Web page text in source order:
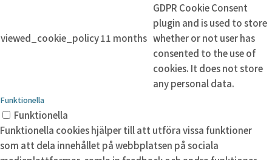
viewed_cookie_policy11 months
GDPR Cookie Consent
plugin and is used to store
whether or not user has
consented to the use of
cookies. It does not store
any personal data.
Funktionella
Funktionella
Funktionella cookies hjälper till att utföra vissa funktioner
som att dela innehållet på webbplatsen på sociala